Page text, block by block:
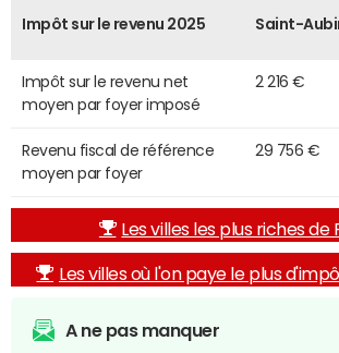
Impôt sur le revenu 2025 Saint-
Impôt sur le revenu net
moyen par foyer imposé
2 216 €
Revenu fiscal de référence
moyen par foyer
29 756 €
Les villes les plus riches de
Les villes où l'on paye le plus
A ne pas manquer